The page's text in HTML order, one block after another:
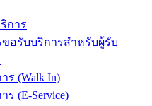
การ
อรับบริการสำหรับผู้รับ
(Walk In)
(E-Service)